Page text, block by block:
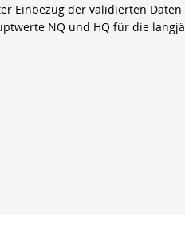
Einbezug der validierten
NQ und HQ für die